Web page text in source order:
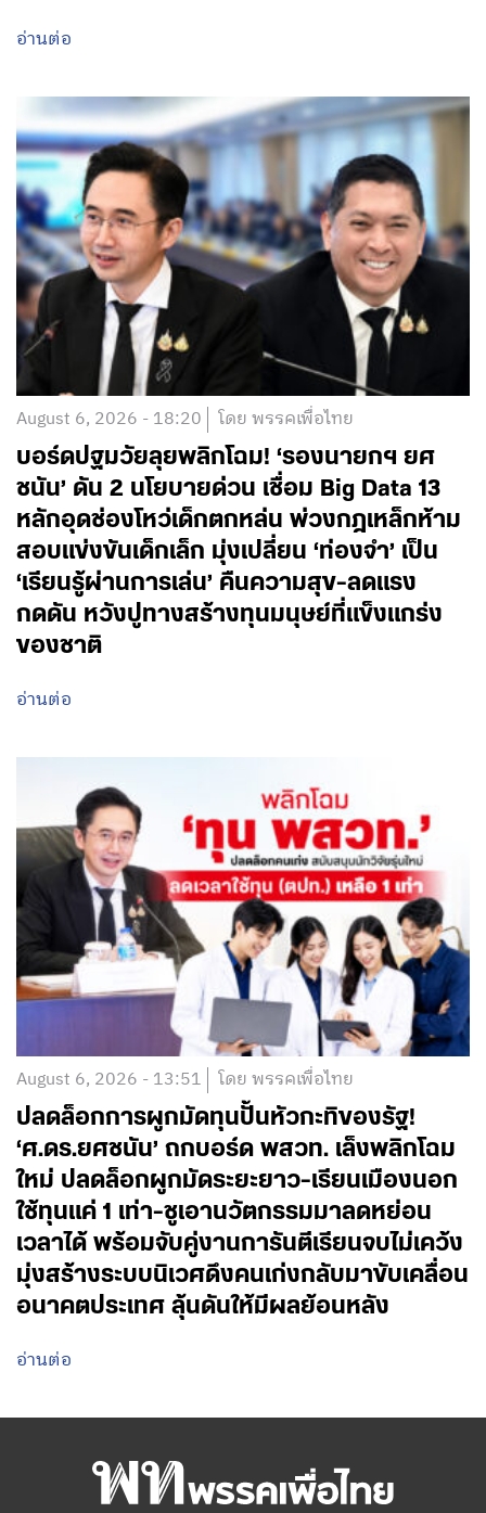
อ่านต่อ
August 6, 2026 - 18:20 โดย พรรคเพื่อไทย
บอร์ดปฐมวัยลุยพลิกโฉม! ‘รองนายกฯ ยศ
ชนัน’ ดัน 2 นโยบายด่วน เชื่อม Big Data 13
หลักอุดช่องโหว่เด็กตกหล่น พ่วงกฎเหล็กห้าม
สอบแข่งขันเด็กเล็ก มุ่งเปลี่ยน ‘ท่องจำ’ เป็น
‘เรียนรู้ผ่านการเล่น’ คืนความสุข-ลดแรง
กดดัน หวังปูทางสร้างทุนมนุษย์ที่แข็งแกร่ง
ของชาติ
อ่านต่อ
August 6, 2026 - 13:51 โดย พรรคเพื่อไทย
ปลดล็อกการผูกมัดทุนปั้นหัวกะทิของรัฐ!
‘ศ.ดร.ยศชนัน’ ถกบอร์ด พสวท. เล็งพลิกโฉม
ใหม่ ปลดล็อกผูกมัดระยะยาว-เรียนเมืองนอก
ใช้ทุนแค่ 1 เท่า-ชูเอานวัตกรรมมาลดหย่อน
เวลาได้ พร้อมจับคู่งานการันตีเรียนจบไม่เคว้ง
มุ่งสร้างระบบนิเวศดึงคนเก่งกลับมาขับเคลื่อน
อนาคตประเทศ ลุ้นดันให้มีผลย้อนหลัง
อ่านต่อ